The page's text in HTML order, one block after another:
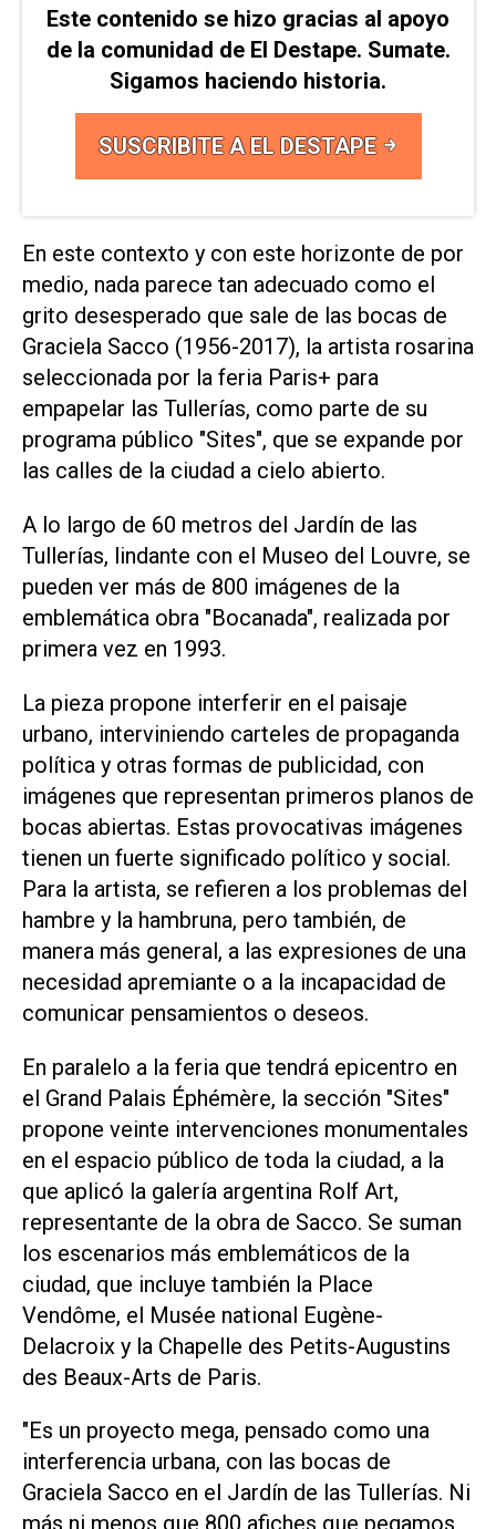
Este contenido se hizo gracias al apoyo
de la comunidad de El Destape. Sumate.
Sigamos haciendo historia.
SUSCRIBITE A EL DESTAPE
En este contexto y con este horizonte de por
medio, nada parece tan adecuado como el
grito desesperado que sale de las bocas de
Graciela Sacco (1956-2017), la artista rosarina
seleccionada por la feria Paris+ para
empapelar las Tullerías, como parte de su
programa público "Sites", que se expande por
las calles de la ciudad a cielo abierto.
A lo largo de 60 metros del Jardín de las
Tullerías, lindante con el Museo del Louvre, se
pueden ver más de 800 imágenes de la
emblemática obra "Bocanada", realizada por
primera vez en 1993.
La pieza propone interferir en el paisaje
urbano, interviniendo carteles de propaganda
política y otras formas de publicidad, con
imágenes que representan primeros planos de
bocas abiertas. Estas provocativas imágenes
tienen un fuerte significado político y social.
Para la artista, se refieren a los problemas del
hambre y la hambruna, pero también, de
manera más general, a las expresiones de una
necesidad apremiante o a la incapacidad de
comunicar pensamientos o deseos.
En paralelo a la feria que tendrá epicentro en
el Grand Palais Éphémère, la sección "Sites"
propone veinte intervenciones monumentales
en el espacio público de toda la ciudad, a la
que aplicó la galería argentina Rolf Art,
representante de la obra de Sacco. Se suman
los escenarios más emblemáticos de la
ciudad, que incluye también la Place
Vendôme, el Musée national Eugène-
Delacroix y la Chapelle des Petits-Augustins
des Beaux-Arts de Paris.
"Es un proyecto mega, pensado como una
interferencia urbana, con las bocas de
Graciela Sacco en el Jardín de las Tullerías. Ni